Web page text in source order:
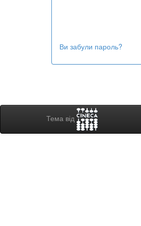
Ви забули пароль?
Тема від